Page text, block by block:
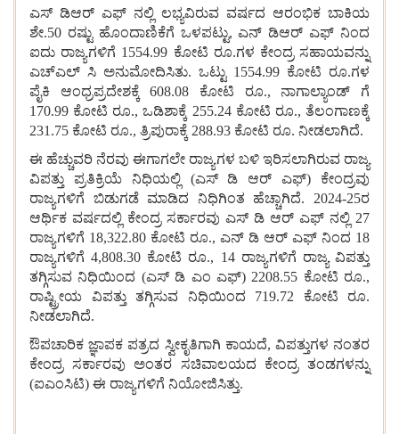
ಎಸ್ ಡಿಆರ್ ಎಫ್ ನಲ್ಲಿ ಲಭ್ಯವಿರುವ ವರ್ಷದ ಆರಂಭಿಕ ಬಾಕಿಯ
ಶೇ.50 ರಷ್ಟು ಹೊಂದಾಣಿಕೆಗೆ ಒಳಪಟ್ಟು, ಎನ್ ಡಿಆರ್ ಎಫ್ ನಿಂದ
ಐದು ರಾಜ್ಯಗಳಿಗೆ 1554.99 ಕೋಟಿ ರೂ.ಗಳ ಕೇಂದ್ರ ಸಹಾಯವನ್ನು
ಎಚ್ಎಲ್ ಸಿ ಅನುಮೋದಿಸಿತು. ಒಟ್ಟು 1554.99 ಕೋಟಿ ರೂ.ಗಳ
ಪೈಕಿ ಆಂಧ್ರಪ್ರದೇಶಕ್ಕೆ 608.08 ಕೋಟಿ ರೂ., ನಾಗಾಲ್ಯಾಂಡ್ ಗೆ
170.99 ಕೋಟಿ ರೂ., ಒಡಿಶಾಕ್ಕೆ 255.24 ಕೋಟಿ ರೂ., ತೆಲಂಗಾಣಕ್ಕೆ
231.75 ಕೋಟಿ ರೂ., ತ್ರಿಪುರಾಕ್ಕೆ 288.93 ಕೋಟಿ ರೂ. ನೀಡಲಾಗಿದೆ.
ಈ ಹೆಚ್ಚುವರಿ ನೆರವು ಈಗಾಗಲೇ ರಾಜ್ಯಗಳ ಬಳಿ ಇರಿಸಲಾಗಿರುವ ರಾಜ್ಯ
ವಿಪತ್ತು ಪ್ರತಿಕ್ರಿಯೆ ನಿಧಿಯಲ್ಲಿ (ಎಸ್ ಡಿ ಆರ್ ಎಫ್) ಕೇಂದ್ರವು
ರಾಜ್ಯಗಳಿಗೆ ಬಿಡುಗಡೆ ಮಾಡಿದ ನಿಧಿಗಿಂತ ಹೆಚ್ಚಾಗಿದೆ. 2024-25ರ
ಆರ್ಥಿಕ ವರ್ಷದಲ್ಲಿ ಕೇಂದ್ರ ಸರ್ಕಾರವು ಎಸ್ ಡಿ ಆರ್ ಎಫ್ ನಲ್ಲಿ 27
ರಾಜ್ಯಗಳಿಗೆ 18,322.80 ಕೋಟಿ ರೂ., ಎನ್ ಡಿ ಆರ್ ಎಫ್ ನಿಂದ 18
ರಾಜ್ಯಗಳಿಗೆ 4,808.30 ಕೋಟಿ ರೂ., 14 ರಾಜ್ಯಗಳಿಗೆ ರಾಜ್ಯ ವಿಪತ್ತು
ತಗ್ಗಿಸುವ ನಿಧಿಯಿಂದ (ಎಸ್ ಡಿ ಎಂ ಎಫ್) 2208.55 ಕೋಟಿ ರೂ.,
ರಾಷ್ಟ್ರೀಯ ವಿಪತ್ತು ತಗ್ಗಿಸುವ ನಿಧಿಯಿಂದ 719.72 ಕೋಟಿ ರೂ.
ನೀಡಲಾಗಿದೆ.
ಔಪಚಾರಿಕ ಜ್ಞಾಪಕ ಪತ್ರದ ಸ್ವೀಕೃತಿಗಾಗಿ ಕಾಯದೆ, ವಿಪತ್ತುಗಳ ನಂತರ
ಕೇಂದ್ರ ಸರ್ಕಾರವು ಅಂತರ ಸಚಿವಾಲಯದ ಕೇಂದ್ರ ತಂಡಗಳನ್ನು
(ಐಎಂಸಿಟಿ) ಈ ರಾಜ್ಯಗಳಿಗೆ ನಿಯೋಜಿಸಿತ್ತು.